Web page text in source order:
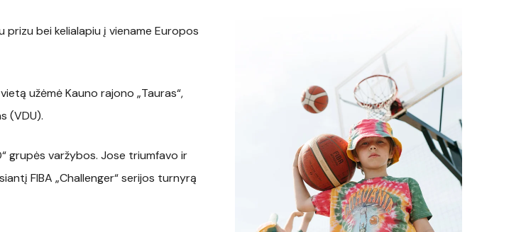
bei kelialapiu į viename Europos
užėmė Kauno rajono „Tauras“,
(VDU).
grupės varžybos. Jose triumfavo ir
FIBA „Challenger“ serijos turnyrą